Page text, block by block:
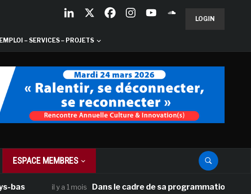
LOGIN
– SERVICES – PROJETS
ESPACE MEMBRES
il y a 1 mois Dans le cadre de sa programmation